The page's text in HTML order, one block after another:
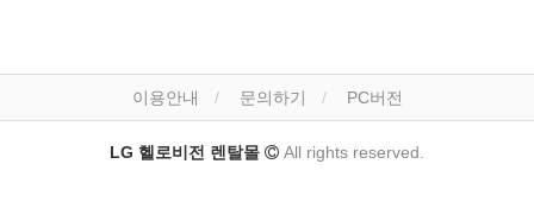
이용안내 문의하기 PC버전
LG 헬로비전 렌탈몰 All rights reserved.